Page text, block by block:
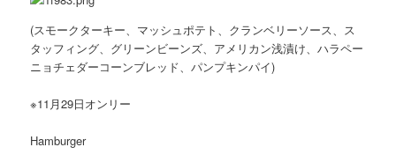
(スモークターキー、マッシュポテト、クランベリーソース、ス
タッフィング、グリーンビーンズ、アメリカン浅漬け、ハラペー
ニョチェダーコーンブレッド、パンプキンパイ)
※11月29日オンリー
Hamburger